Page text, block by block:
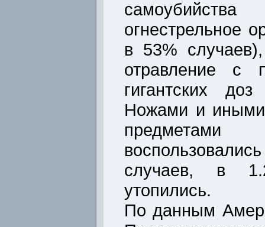
огнестрельное
в 53%
отравление с
гигантских
Ножами и
случаев, в
утопились.
По данным